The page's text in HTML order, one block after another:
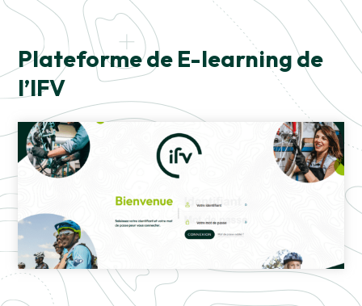
Plateforme de E-learning de
l’IFV